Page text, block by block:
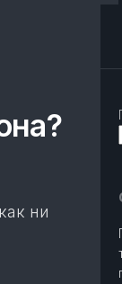
ни